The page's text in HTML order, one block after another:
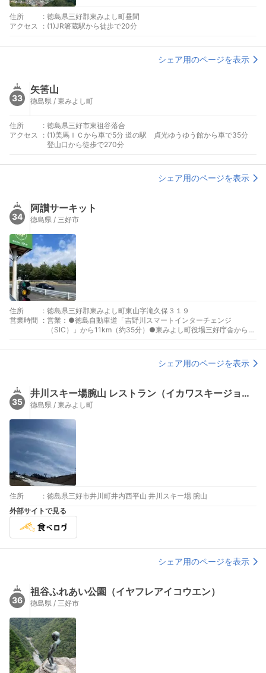
住所 : 徳島県三好郡東みよし町昼間
アクセス
: (1)JR箸蔵駅から徒歩で20分
シェア用のページを表示
33
矢筈山
徳島県 / 東みよし町
住所 : 徳島県三好市東祖谷落合
アクセス
: (1)美馬ＩＣから車で5分 道の駅 貞光ゆうゆう館から車で35分
登山口から徒歩で270分
シェア用のページを表示
34
阿讃サーキット
徳島県 / 三好市
住所 : 徳島県三好郡東みよし町東山字滝久保３１９
営業時間
: 営業：●徳島自動車道「吉野川スマートインターチェンジ
（SIC）」から11km（約35分）●東みよし町役場三好庁舎から車
シェア用のページを表示
35
井川スキー場腕山 レストラン（イカワスキージョウカイナヤマ レストラン）
徳島県 / 東みよし町
住所 : 徳島県三好市井川町井内西平山 井川スキー場 腕山
外部サイトで見る
シェア用のページを表示
36
祖谷ふれあい公園（イヤフレアイコウエン）
徳島県 / 三好市